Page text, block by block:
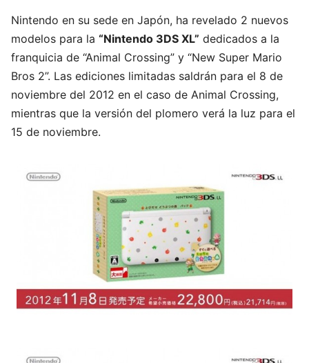
Nintendo en su sede en Japón, ha revelado 2 nuevos
modelos para la “Nintendo 3DS XL” dedicados a la
franquicia de “Animal Crossing” y “New Super Mario
Bros 2”. Las ediciones limitadas saldrán para el 8 de
noviembre del 2012 en el caso de Animal Crossing,
mientras que la versión del plomero verá la luz para el
15 de noviembre.